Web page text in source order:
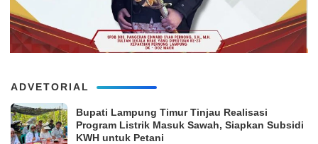
ADVETORIAL
Bupati Lampung Timur Tinjau Realisasi
Program Listrik Masuk Sawah, Siapkan Subsidi
KWH untuk Petani